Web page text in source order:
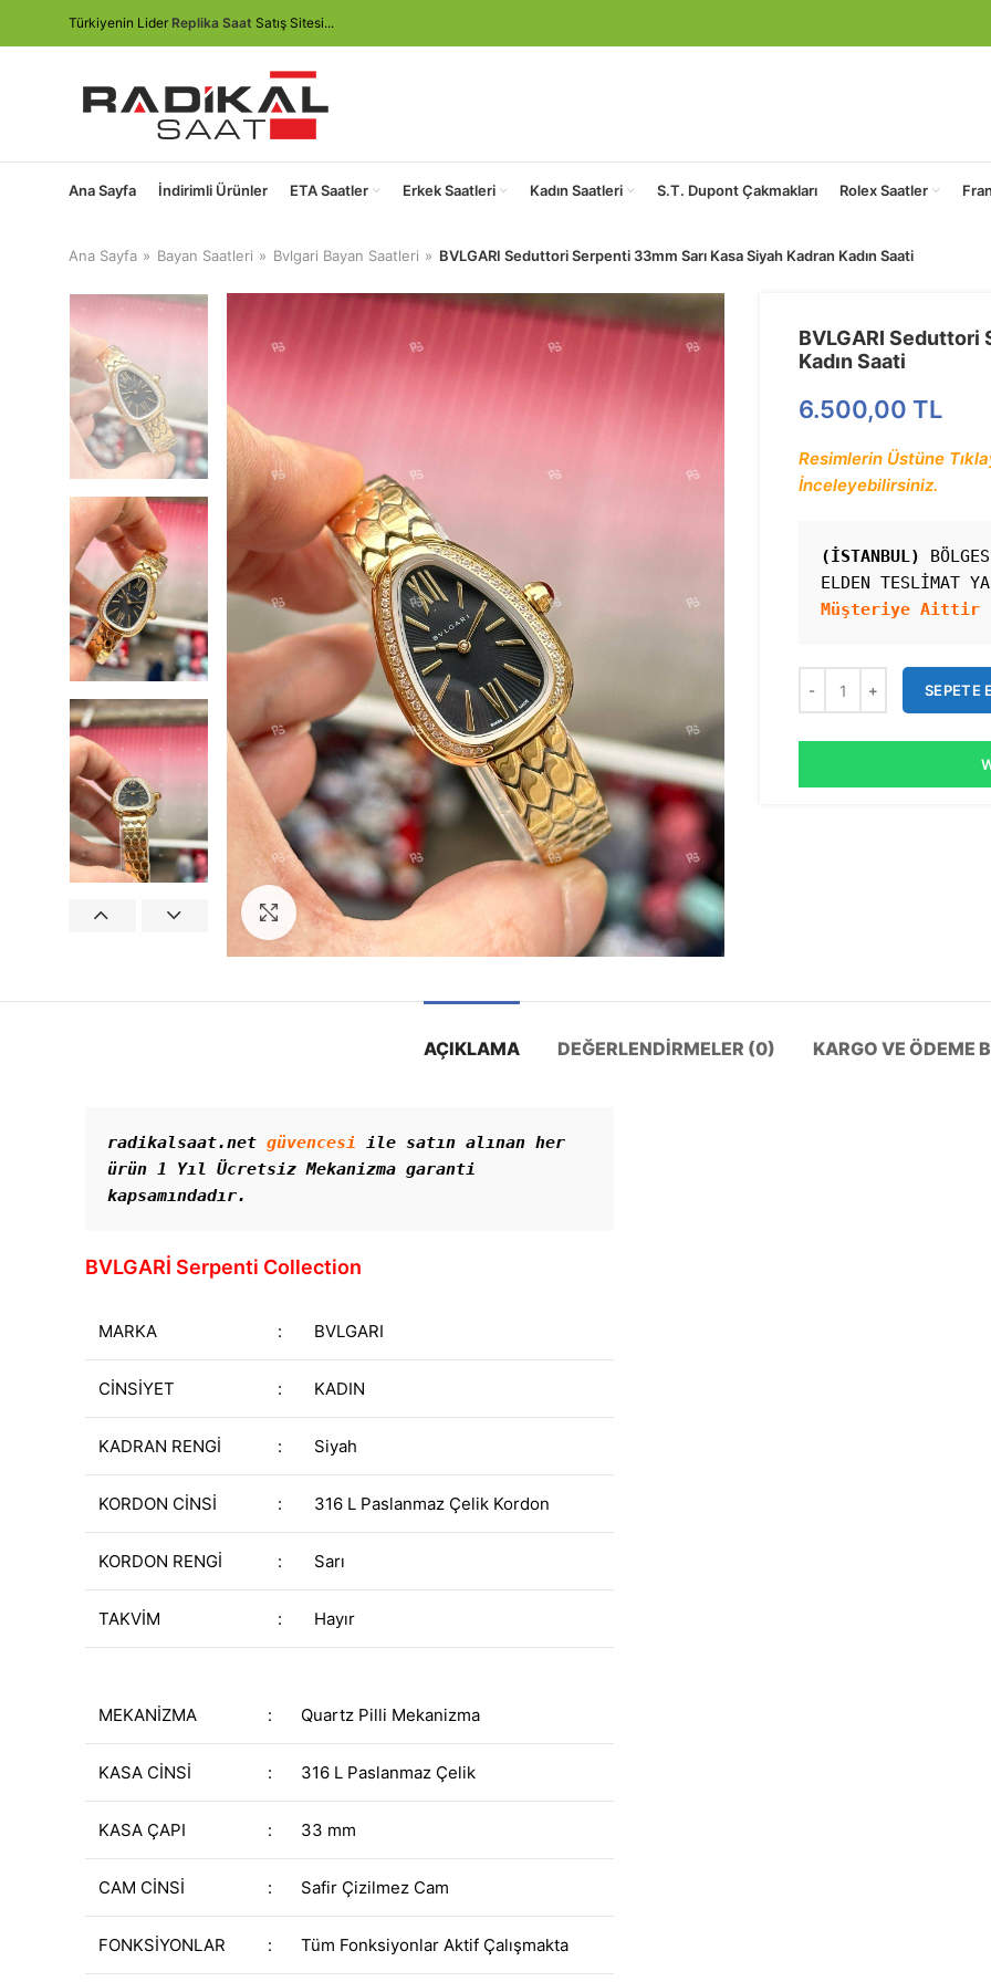
Türkiyenin Lider Replika Saat Satış Sitesi...
Ana Sayfa İndirimli Ürünler ETA Saatler Erkek Saatleri Kadın Saatleri S.T. Dupont Çakmakları Rolex Saatler
Ana Sayfa Bayan Saatleri Bvlgari Bayan Saatleri BVLGARI Seduttori Serpenti 33mm Sarı Kasa Siyah Kadran Kadın Saati
Görseli Büyütün
BVLGARI Seduttori
Kadın Saati
6.500,00 TL
Resimlerin Üstüne
İnceleyebilirsiniz.
(İSTANBUL)
ELDEN TESLİMAT
Müşteriye Aittir
SEPETE
AÇIKLAMA DEĞERLENDIRMELER (0) KARGO VE ÖDEME
radikalsaat.net güvencesi ile satın alınan her
ürün 1 Yıl Ücretsiz Mekanizma garanti
kapsamındadır.
BVLGARİ Serpenti Collection
MARKA : BVLGARI
CİNSİYET : KADIN
KADRAN RENGİ : Siyah
KORDON CİNSİ : 316 L Paslanmaz Çelik Kordon
KORDON RENGİ : Sarı
TAKVİM : Hayır
MEKANİZMA : Quartz Pilli Mekanizma
KASA CİNSİ : 316 L Paslanmaz Çelik
KASA ÇAPI : 33 mm
CAM CİNSİ : Safir Çizilmez Cam
FONKSİYONLAR : Tüm Fonksiyonlar Aktif Çalışmakta